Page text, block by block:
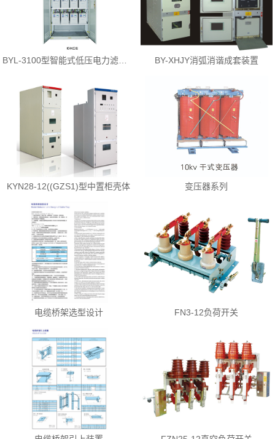
BY-XHJY消弧消谐成套装置
KYN28-12((GZS1)型中置柜壳体 变压器系列
电缆桥架选型设计 FN3-12负荷开关